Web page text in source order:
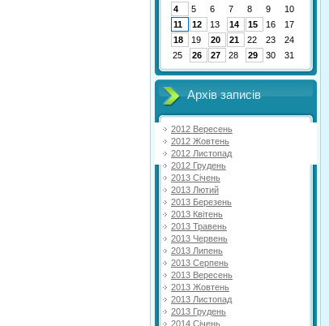
4
5 6 7 8 9
10
11
12 13 14 15 16
17
18
19 20 21 22 23
24
25
26 27 28 29 30 31
Архів записів
2012 Вересень
2012 Жовтень
2012 Листопад
2012 Грудень
2013 Січень
2013 Лютий
2013 Березень
2013 Квітень
2013 Травень
2013 Червень
2013 Липень
2013 Серпень
2013 Вересень
2013 Жовтень
2013 Листопад
2013 Грудень
2014 Січень